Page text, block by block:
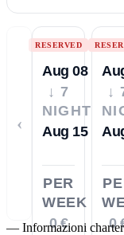
‹
RESERVED
Aug 08
↓ 7
NIGHTS
Aug 15
PER
WEEK
0 €
↓
0
— Informazioni charter